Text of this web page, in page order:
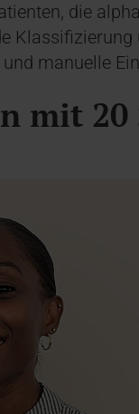
die
manuelle
mit 20